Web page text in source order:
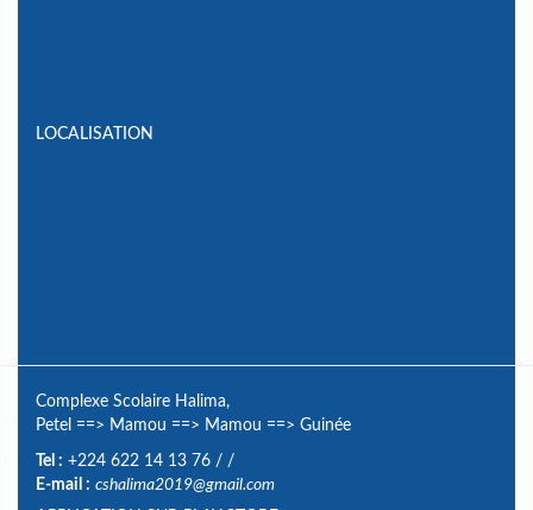
LOCALISATION
Complexe Scolaire Halima,
Petel ==> Mamou ==> Mamou ==> Guinée
Tel : +224 622 14 13 76 / /
E-mail : cshalima2019@gmail.com